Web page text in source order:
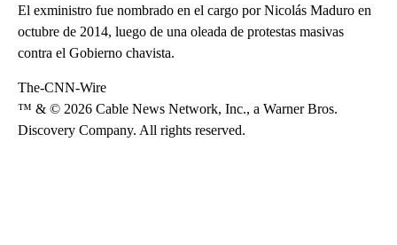
El exministro fue nombrado en el cargo por Nicolás Maduro en
octubre de 2014, luego de una oleada de protestas masivas
contra el Gobierno chavista.
The-CNN-Wire
™ & © 2026 Cable News Network, Inc., a Warner Bros.
Discovery Company. All rights reserved.